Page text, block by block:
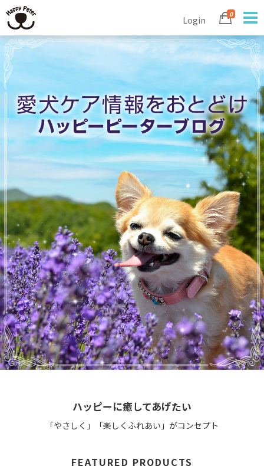
Login
0
ハッピーに癒してあげたい
「やさしく」「楽しくふれあい」がコンセプト
FEATURED PRODUCTS